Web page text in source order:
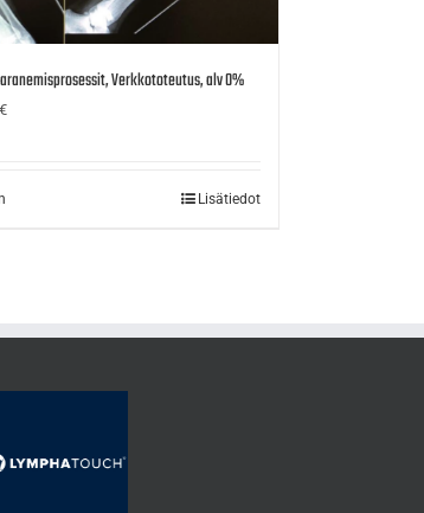
Verkkototeutus, alv 0%
€
Lisätiedot